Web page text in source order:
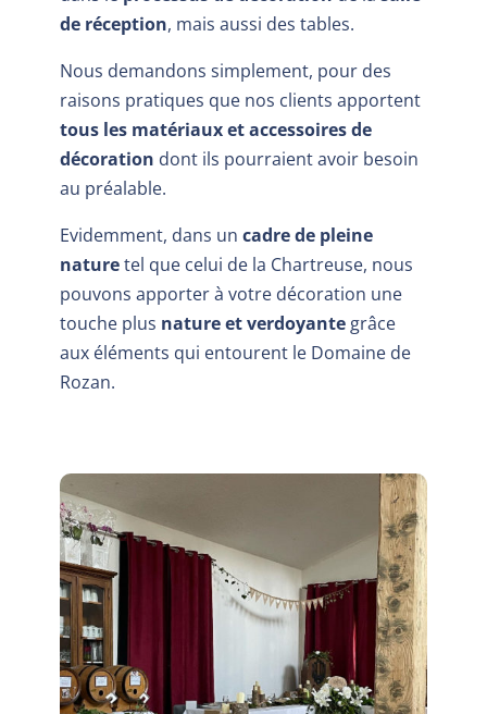
de réception, mais aussi des tables.
Nous demandons simplement, pour des
raisons pratiques que nos clients apportent
tous les matériaux et accessoires de
décoration dont ils pourraient avoir besoin
au préalable.
Evidemment, dans un cadre de pleine
naturetel que celui de la Chartreuse, nous
pouvons apporter à votre décoration une
touche plus nature et verdoyantegrâce
aux éléments qui entourent le Domaine de
Rozan.